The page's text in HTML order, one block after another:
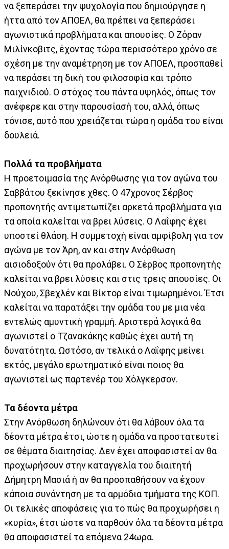
να ξεπεράσει την ψυχολογία που δημιούργησε η
ήττα από τον ΑΠΟΕΛ, θα πρέπει να ξεπεράσει
αγωνιστικά προβλήματα και απουσίες. Ο Ζόραν
Μιλίνκοβιτς, έχοντας τώρα περισσότερο χρόνο σε
σχέση με την αναμέτρηση με τον ΑΠΟΕΛ, προσπαθεί
να περάσει τη δική του φιλοσοφία και τρόπο
παιχνιδιού. Ο στόχος του πάντα υψηλός, όπως τον
ανέφερε και στην παρουσίασή του, αλλά, όπως
τόνισε, αυτό που χρειάζεται τώρα η ομάδα του είναι
δουλειά.
Πολλά τα προβλήματα
Η προετοιμασία της Ανόρθωσης για τον αγώνα του
Σαββάτου ξεκίνησε χθες. Ο 47χρονος Σέρβος
προπονητής αντιμετωπίζει αρκετά προβλήματα για
τα οποία καλείται να βρει λύσεις. Ο Λαΐφης έχει
υποστεί θλάση. Η συμμετοχή είναι αμφίβολη για τον
αγώνα με τον Άρη, αν και στην Ανόρθωση
αισιοδοξούν ότι θα προλάβει. Ο Σέρβος προπονητής
καλείται να βρει λύσεις και στις τρεις απουσίες. Οι
Νούχου, Σβεχλέν και Βίκτορ είναι τιμωρημένοι. Έτσι
καλείται να παρατάξει την ομάδα του με μια νέα
εντελώς αμυντική γραμμή. Αριστερά λογικά θα
αγωνιστεί ο Τζανακάκης καθώς έχει αυτή τη
δυνατότητα. Ωστόσο, αν τελικά ο Λαΐφης μείνει
εκτός, μεγάλο ερωτηματικό είναι ποιος θα
αγωνιστεί ως παρτενέρ του Χόλγκερσον.
Τα δέοντα μέτρα
Στην Ανόρθωση δηλώνουν ότι θα λάβουν όλα τα
δέοντα μέτρα έτσι, ώστε η ομάδα να προστατευτεί
σε θέματα διαιτησίας. Δεν έχει αποφασιστεί αν θα
προχωρήσουν στην καταγγελία του διαιτητή
Δήμητρη Μασιά ή αν θα προσπαθήσουν να έχουν
κάποια συνάντηση με τα αρμόδια τμήματα της ΚΟΠ.
Οι τελικές αποφάσεις για το πώς θα προχωρήσει η
«κυρία», έτσι ώστε να παρθούν όλα τα δέοντα μέτρα
θα αποφασιστεί τα επόμενα 24ωρα.